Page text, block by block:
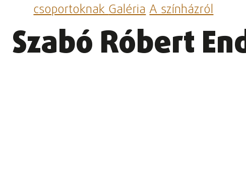
csoportoknakGalériaA színházról
Szabó Róbert